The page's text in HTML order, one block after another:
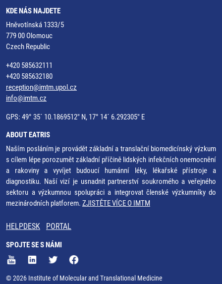
KDE NÁS NAJDETE
Hněvotínská 1333/5
779 00 Olomouc
Czech Republic
+420 585632111
+420 585632180
reception@imtm.upol.cz
info@imtm.cz
GPS: 49° 35´ 10.1869512" N, 17° 14´ 6.292305" E
ABOUT EATRIS
Naším posláním je provádět základní a translační biomedicínský výzkum
s cílem lépe porozumět základní příčině lidských infekčních onemocnění
a rakoviny a vyvíjet budoucí humánní léky, lékařské přístroje a
diagnostiku. Naší vizí je usnadnit partnerství soukromého a veřejného
sektoru a výzkumnou spolupráci a integrovat členské výzkumníky do
mezinárodních platforem. ZJISTĚTE VÍCE O IMTM
HELPDESK PORTAL
SPOJTE SE S NÁMI
© 2026 Institute of Molecular and Translational Medicine